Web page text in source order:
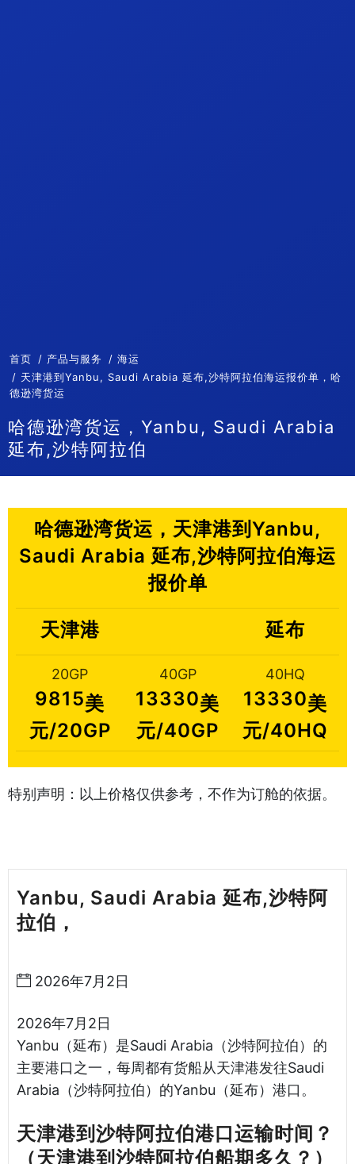
首页 产品与服务
海运
天津港到Yanbu, Saudi Arabia 延布,沙特阿拉伯海运报价单，哈
德逊湾货运
哈德逊湾货运，Yanbu, Saudi Arabia
延布,沙特阿拉伯
哈德逊湾货运，天津港到Yanbu,
Saudi Arabia 延布,沙特阿拉伯海运
报价单
天津港 延布
20GP
9815美
元/20GP
40GP
13330美
元/40GP
40HQ
13330美
元/40HQ
特别声明：以上价格仅供参考，不作为订舱的依据。
Yanbu, Saudi Arabia 延布,沙特阿
拉伯，
2026年7月2日
2026年7月2日
Yanbu（延布）是Saudi Arabia（沙特阿拉伯）的
主要港口之一，每周都有货船从天津港发往Saudi
Arabia（沙特阿拉伯）的Yanbu（延布）港口。
天津港到沙特阿拉伯港口运输时间？
（天津港到沙特阿拉伯船期多久？）